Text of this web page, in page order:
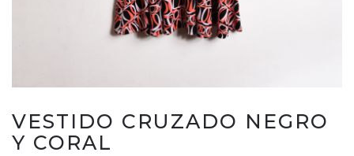
VESTIDO CRUZADO NEGRO
Y CORAL